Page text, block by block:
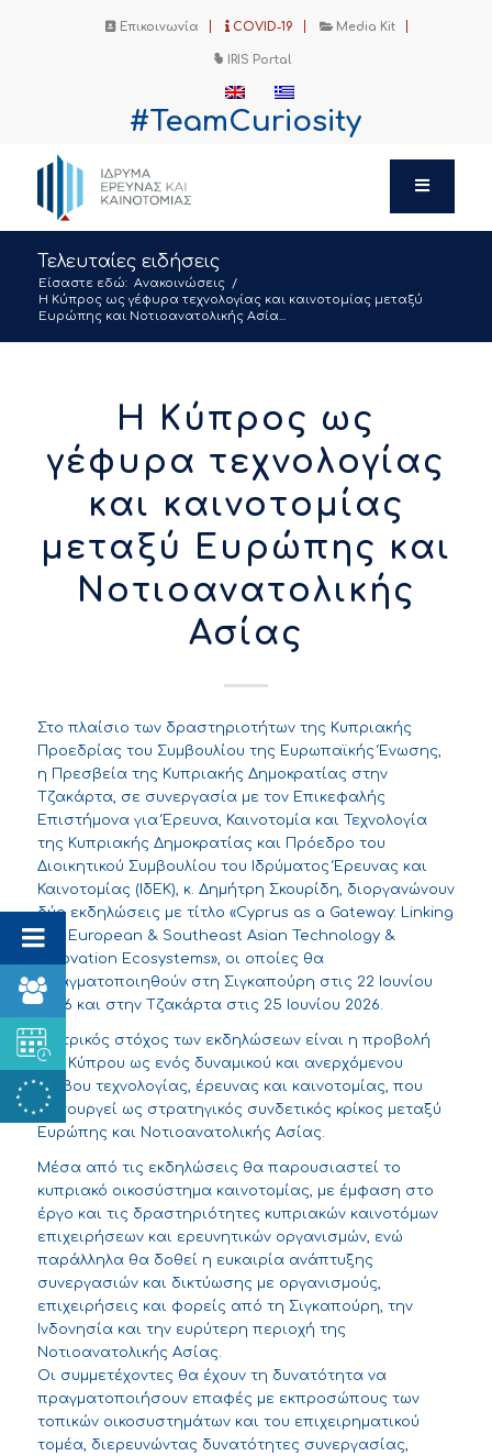
Επικοινωνία COVID-19 Media Kit
IRIS Portal
#TeamCuriosity
Τελευταίες ειδήσεις
Είσαστε εδώ: Ανακοινώσεις /
Η Κύπρος ως γέφυρα τεχνολογίας και καινοτομίας μεταξύ
Ευρώπης και Νοτιοανατολικής Ασία...
Η Κύπρος ως
γέφυρα τεχνολογίας
και καινοτομίας
μεταξύ Ευρώπης και
Νοτιοανατολικής
Ασίας
Στο πλαίσιο των δραστηριοτήτων της Κυπριακής
Προεδρίας του Συμβουλίου της Ευρωπαϊκής Ένωσης,
η Πρεσβεία της Κυπριακής Δημοκρατίας στην
Τζακάρτα, σε συνεργασία με τον Επικεφαλής
Επιστήμονα για Έρευνα, Καινοτομία και Τεχνολογία
της Κυπριακής Δημοκρατίας και Πρόεδρο του
Διοικητικού Συμβουλίου του Ιδρύματος Έρευνας και
Καινοτομίας (ΙδΕΚ), κ. Δημήτρη Σκουρίδη, διοργανώνουν
δύο εκδηλώσεις με τίτλο «Cyprus as a Gateway: Linking
the European & Southeast Asian Technology &
Innovation Ecosystems», οι οποίες θα
πραγματοποιηθούν στη Σιγκαπούρη στις 22 Ιουνίου
2026 και στην Τζακάρτα στις 25 Ιουνίου 2026.
Κεντρικός στόχος των εκδηλώσεων είναι η προβολή
της Κύπρου ως ενός δυναμικού και ανερχόμενου
κόμβου τεχνολογίας, έρευνας και καινοτομίας, που
λειτουργεί ως στρατηγικός συνδετικός κρίκος μεταξύ
Ευρώπης και Νοτιοανατολικής Ασίας.
Μέσα από τις εκδηλώσεις θα παρουσιαστεί το
κυπριακό οικοσύστημα καινοτομίας, με έμφαση στο
έργο και τις δραστηριότητες κυπριακών καινοτόμων
επιχειρήσεων και ερευνητικών οργανισμών, ενώ
παράλληλα θα δοθεί η ευκαιρία ανάπτυξης
συνεργασιών και δικτύωσης με οργανισμούς,
επιχειρήσεις και φορείς από τη Σιγκαπούρη, την
Ινδονησία και την ευρύτερη περιοχή της
Νοτιοανατολικής Ασίας.
Οι συμμετέχοντες θα έχουν τη δυνατότητα να
πραγματοποιήσουν επαφές με εκπροσώπους των
τοπικών οικοσυστημάτων και του επιχειρηματικού
τομέα, διερευνώντας δυνατότητες συνεργασίας,